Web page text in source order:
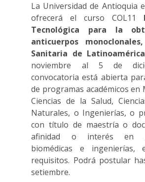
La Universidad de Antioquia
ofrecerá el curso COL11
Tecnológica para la
anticuerpos
Sanitaria de Latinoamérica
noviembre al 5 de
convocatoria está abierta
de programas académicos en
Ciencias de la Salud,
Naturales, o Ingenierías, o
con título de maestría o
afinidad o interés en
biomédicas e ingenierías,
requisitos. Podrá postular
setiembre.